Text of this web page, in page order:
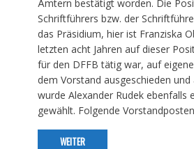
Ämtern bestätigt worden. Die
Schriftführers bzw. der
das Präsidium, hier ist Franziska
letzten acht Jahren auf dieser
für den DFFB tätig war, auf
dem Vorstand ausgeschieden
wurde Alexander Rudek ebenfalls
gewählt. Folgende
WEITER